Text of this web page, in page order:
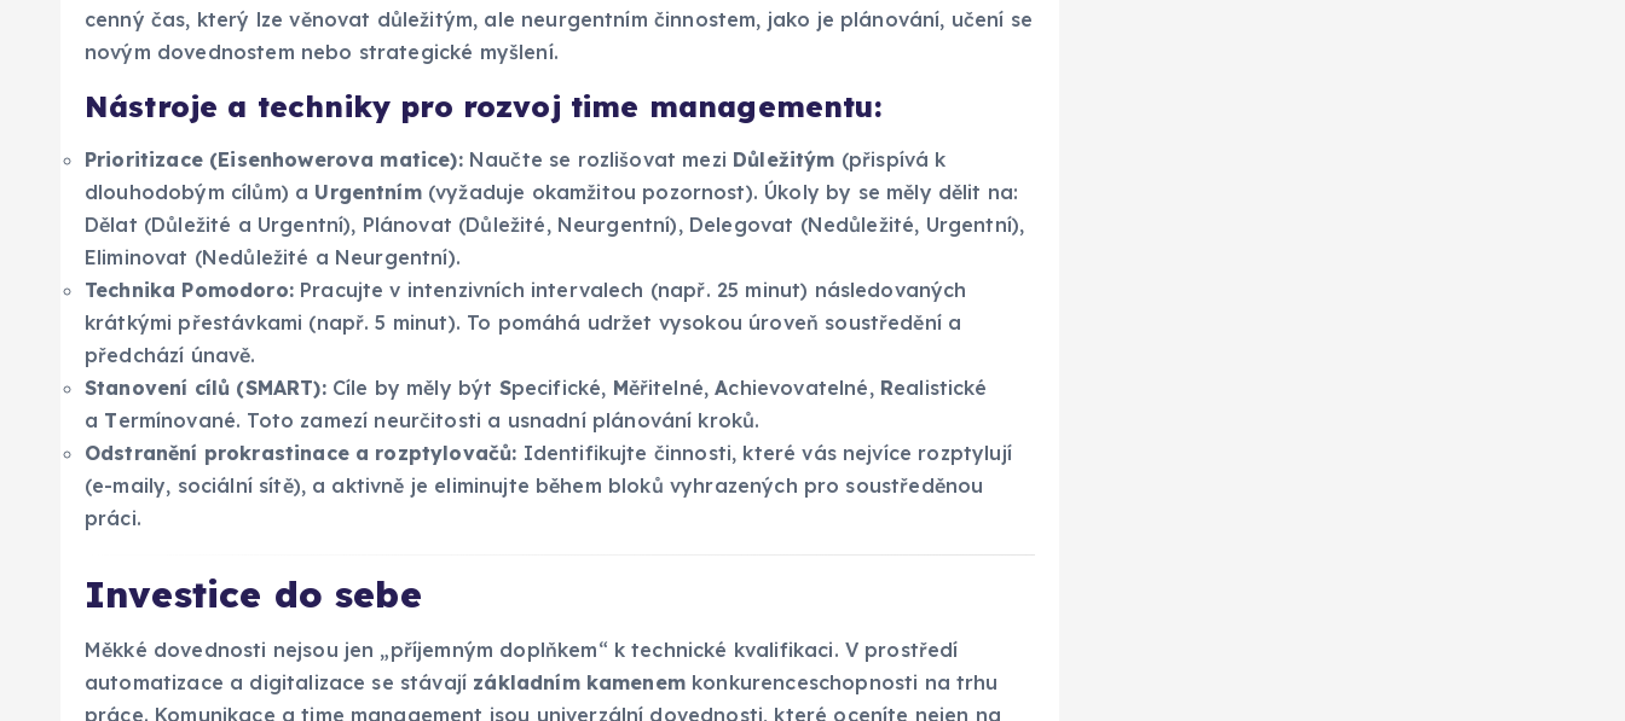
cenný čas, který lze věnovat důležitým, ale neurgentním činnostem, jako je plánování, učení se
novým dovednostem nebo strategické myšlení.
Nástroje a techniky pro rozvoj time managementu:
Prioritizace (Eisenhowerova matice):Naučte se rozlišovat mezi Důležitým (přispívá k
dlouhodobým cílům) a Urgentním(vyžaduje okamžitou pozornost). Úkoly by se měly dělit na:
Dělat (Důležité a Urgentní), Plánovat (Důležité, Neurgentní), Delegovat (Nedůležité, Urgentní),
Eliminovat (Nedůležité a Neurgentní).
Technika Pomodoro:Pracujte v intenzivních intervalech (např. 25 minut) následovaných
krátkými přestávkami (např. 5 minut). To pomáhá udržet vysokou úroveň soustředění a
předchází únavě.
Stanovení cílů (SMART):Cíle by měly být Specifické, Měřitelné,Achievovatelné, Realistické
a Termínované. Toto zamezí neurčitosti a usnadní plánování kroků.
Odstranění prokrastinace a rozptylovačů: Identifikujte činnosti, které vás nejvíce rozptylují
(e-maily, sociální sítě), a aktivně je eliminujte během bloků vyhrazených pro soustředěnou
práci.
Investice do sebe
Měkké dovednosti nejsou jen „příjemným doplňkem“ k technické kvalifikaci. V prostředí
automatizace a digitalizace se stávají základním kamenemkonkurenceschopnosti na trhu
práce. Komunikace a time management jsou univerzální dovednosti, které oceníte nejen na